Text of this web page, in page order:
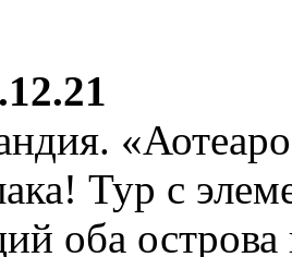
Тур с
оба